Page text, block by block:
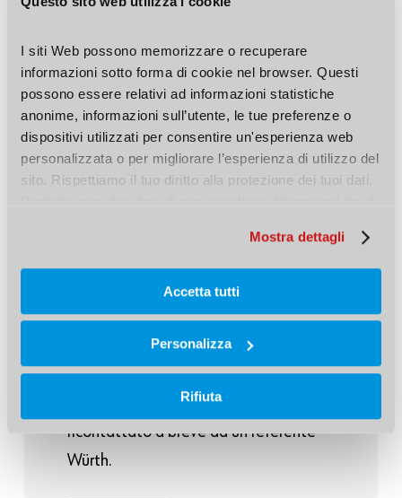
I siti Web possono memorizzare o recuperare
informazioni sotto forma di cookie nel browser. Questi
possono essere relativi ad informazioni statistiche
anonime, informazioni sull’utente, le tue preferenze o
dispositivi utilizzati per consentire un'esperienza web
personalizzata o per migliorare l’esperienza di utilizzo del
sito. Rispettiamo il tuo diritto alla protezione dei tuoi dati.
Mostra dettagli
Accetta tutti
Personalizza
Rifiuta
Hai bisogno di maggiori
informazioni? Scrivici!
Compila il form per essere
ricontattato a breve da un referente
Würth.